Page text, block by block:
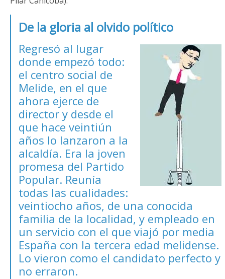
De la gloria al olvido político
Regresó al lugar
donde empezó todo:
el centro social de
Melide, en el que
ahora ejerce de
director y desde el
que hace veintiún
años lo lanzaron a la
alcaldía. Era la joven
promesa del Partido
Popular. Reunía
todas las cualidades:
veintiocho años, de una conocida
familia de la localidad, y empleado en
un servicio con el que viajó por media
España con la tercera edad melidense.
Lo vieron como el candidato perfecto y
no erraron.